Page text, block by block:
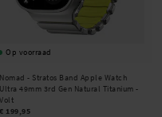
Op voorraad
Nomad - Stratos Band Apple Watch
Ultra 49mm 3rd Gen Natural Titanium -
Volt
€ 199,95